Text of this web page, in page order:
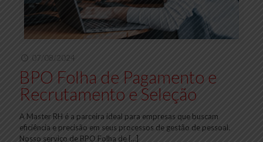
07/08/2024
BPO Folha de Pagamento e
Recrutamento e Seleção
A Master RH é a parceira ideal para empresas que buscam
eficiência e precisão em seus processos de gestão de pessoal.
Nosso serviço de BPO Folha de […]